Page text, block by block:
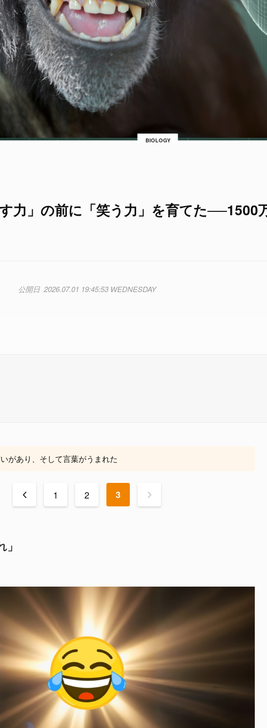
BIOLOGY
力」の前に「笑う力」を育てた──1500
2026.07.01 19:45:53 WEDNESDAY
があり、そして言葉がうまれた
< 1 2 3 >